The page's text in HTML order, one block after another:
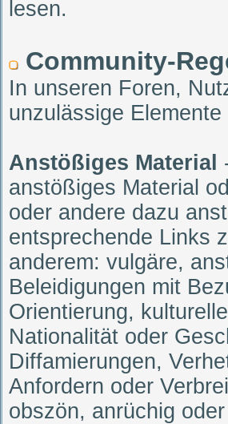
lesen.
Community-
In unseren Foren,
unzulässige
Anstößiges Material
anstößiges Material
oder andere dazu
entsprechende Links
anderem: vulgäre,
Beleidigungen mit
Orientierung,
Nationalität oder
Diffamierungen,
Anfordern oder
obszön, anrüchig